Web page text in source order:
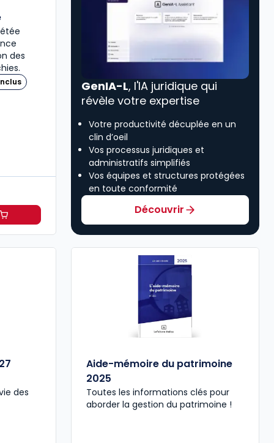
mois
des
2027, annoté à 49,00 € TTC
GenIA-L, l'IA juridique qui
révèle votre expertise
Votre productivité décuplée en un
clin d’oeil
Vos processus juridiques et
administratifs simplifiés
Vos équipes et structures protégées
en toute conformité
Découvrir
des
Aide-mémoire du patrimoine
2025
Toutes les informations clés pour
aborder la gestion du patrimoine !